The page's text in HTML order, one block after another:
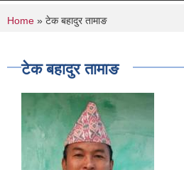
You are here
Home » टेक बहादुर तामाङ
टेक बहादुर तामाङ